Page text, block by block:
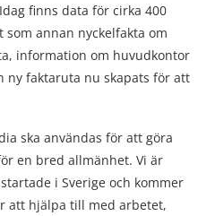
finns data för cirka 400
som annan nyckelfakta om
information om huvudkontor
ny faktaruta nu skapats för att
ska användas för att göra
en bred allmänhet. Vi är
i Sverige och kommer
att hjälpa till med arbetet,